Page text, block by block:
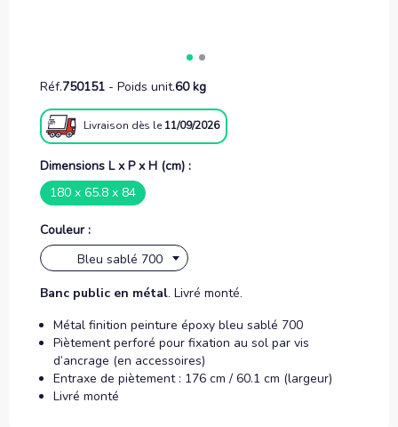
Réf.750151 - Poids unit.60 kg
Livraison dès le 11/09/2026
Dimensions L x P x H (cm) :
180 x 65.8 x 84
Couleur :
Bleu sablé 700
Banc public en métal. Livré monté.
Métal finition peinture époxy bleu sablé 700
Piètement perforé pour fixation au sol par vis
d’ancrage (en accessoires)
Entraxe de piètement : 176 cm / 60.1 cm (largeur)
Livré monté